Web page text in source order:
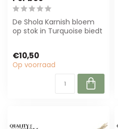
De Shola Karnish bloem
op stok in Turquoise biedt
€10,50
Op voorraad